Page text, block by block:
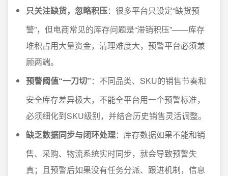
只关注缺货，忽略积压：很多平台只设定“缺货预
警”，但电商常见的库存问题是“滞销积压”——库存
堆积占用大量资金，清理难度大，预警平台必须兼
顾两端。
预警阈值“一刀切”：不同品类、SKU的销售节奏和
安全库存差异极大，不能全平台用一个预警标准，
必须细化到SKU级别，并结合历史销售灵活调整。
缺乏数据同步与闭环处理：库存数据如果不能和销
售、采购、物流系统实时同步，就会导致预警失
真；且预警后如果没有任务分派、跟进机制，信息